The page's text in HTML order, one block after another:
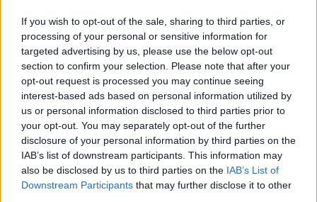
If you wish to opt-out of the sale, sharing to third parties, or
processing of your personal or sensitive information for
targeted advertising by us, please use the below opt-out
section to confirm your selection. Please note that after your
opt-out request is processed you may continue seeing
interest-based ads based on personal information utilized by
us or personal information disclosed to third parties prior to
your opt-out. You may separately opt-out of the further
disclosure of your personal information by third parties on the
IAB’s list of downstream participants. This information may
also be disclosed by us to third parties on the IAB’s List of
Downstream Participants that may further disclose it to other
alkotást. Útépítés esetén - együttműködve a régió
tanácsával - a megépülő szakasz régiójában vagy közvetlen
környékén helyeznék el az alkotást.
"Ez a gondolkodásmód a beruházást és a beruházás
környezetét, az épületet, a beruházást magát és a kultúrát
egy egységes egészként kezeli, ennek megfelelően a
költségvetésébe építi a kultúrára, a kortárs művészetre
fordított összeget" - mutatott rá Hiller István.
Szakértők fogják elbírálni a beérkező pályázatokat,
melyben az Oktatási és Kulturális Minisztérium, valamint a